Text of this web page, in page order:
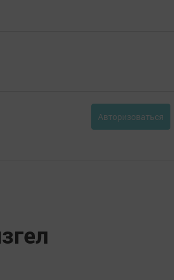
Авторизоваться